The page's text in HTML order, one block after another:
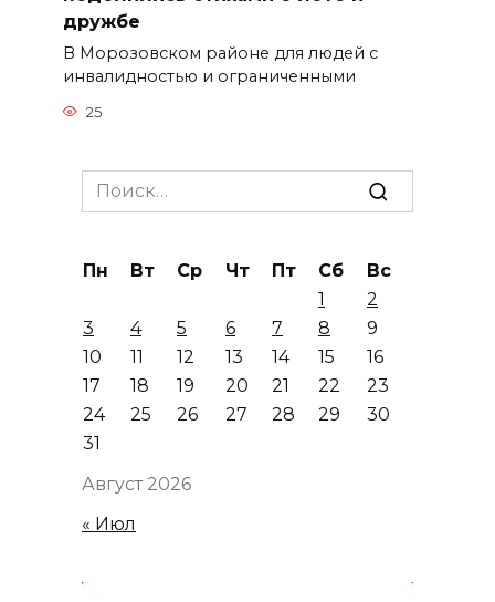
дружбе
В Морозовском районе для людей с
инвалидностью и ограниченными
25
Search
for:
Август 2026
Пн Вт Ср Чт Пт Сб
Вс
1
2
3
4 5 6 7 8
9
10
11 12 13 14 15
16
17
18 19 20 21 22
23
24
25 26 27 28 29
30
31
« Июл